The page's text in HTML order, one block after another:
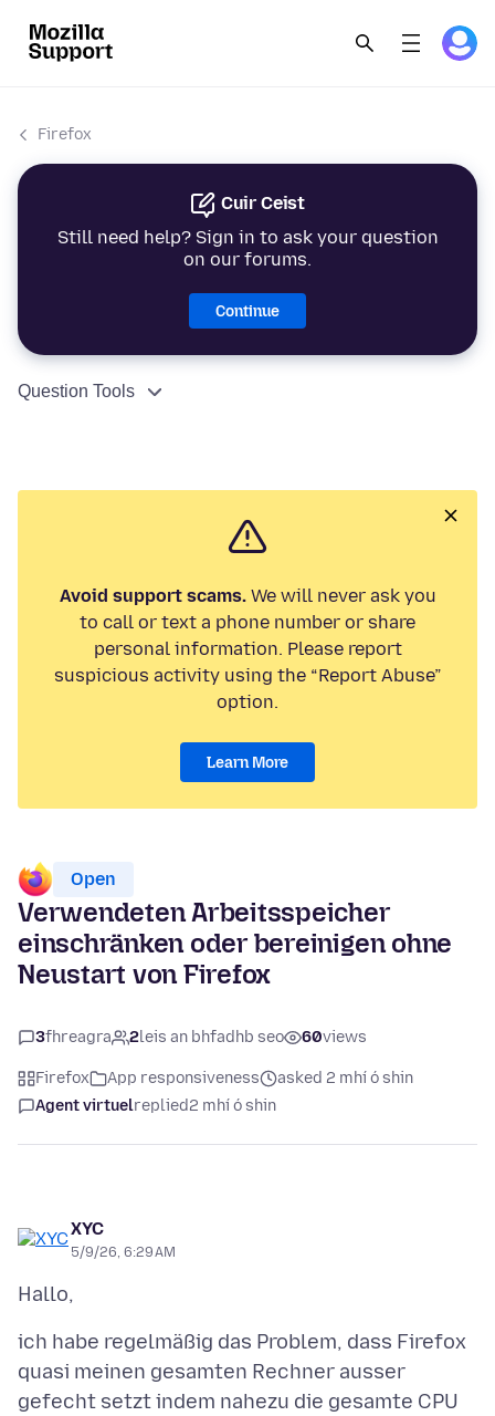
Firefox
Cuir Ceist
Still need help? Sign in to ask your question
on our forums.
Continue
Question Tools
Avoid support scams.We will never ask you
to call or text a phone number or share
personal information. Please report
suspicious activity using the “Report Abuse”
option.
Learn More
Open
Verwendeten Arbeitsspeicher
einschränken oder bereinigen ohne
Neustart von Firefox
3fhreagra 2leis an bhfadhb seo 60views
Firefox App responsiveness
asked 2 mhí ó shin
Agent virtuelreplied2 mhí ó shin
XYC
5/9/26, 6:29 AM
ich habe regelmäßig das Problem, dass Firefox
quasi meinen gesamten Rechner ausser
gefecht setzt indem nahezu die gesamte CPU